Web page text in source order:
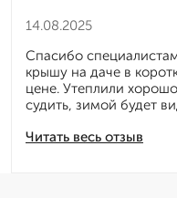
14.08.2025
Читать весь отзыв
Спасибо
крышу на даче в
цене. Утеплили
судить, зимой будет